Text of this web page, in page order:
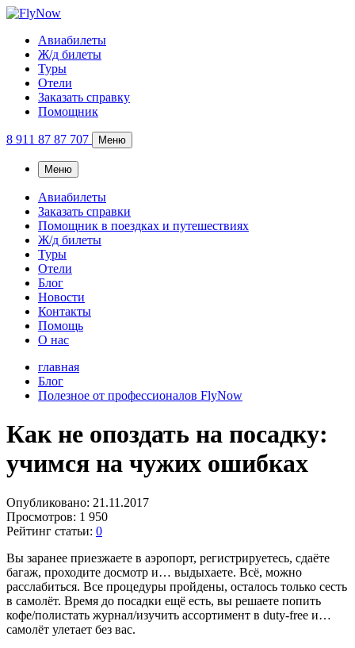
Авиабилеты
Ж/д билеты
Туры
Отели
Заказать справку
Помощник
8 911 87 87 707 Меню
Меню
Авиабилеты
Заказать справки
Помощник в поездках и путешествиях
Ж/д билеты
Туры
Отели
Блог
Новости
Контакты
Помощь
О нас
главная
Блог
Полезное от профессионалов FlyNow
Как не опоздать на посадку:
учимся на чужих ошибках
Опубликовано: 21.11.2017
Просмотров: 1 950
Рейтинг статьи: 0
Вы заранее приезжаете в аэропорт, регистрируетесь, сдаёте
багаж, проходите досмотр и… выдыхаете. Всё, можно
расслабиться. Все процедуры пройдены, осталось только сесть
в самолёт. Время до посадки ещё есть, вы решаете попить
кофе/полистать журнал/изучить ассортимент в duty-free и…
самолёт улетает без вас.